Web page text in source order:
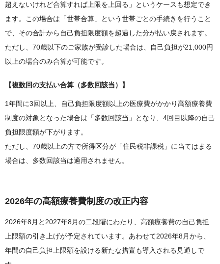
超えないけれど合算すれば上限を上回る」というケースも想定でき
ます。この場合は「世帯合算」という世帯ごとの手続きを行うこと
で、その合計から自己負担限度額を超過した分が払い戻されます。
ただし、70歳以下のご家族が受診した場合は、自己負担が21,000円
以上の場合のみ合算が可能です。
【複数回の支払い合算（多数回該当）】
1年間に3回以上、自己負担限度額以上の医療費がかかり高額療養費
制度の対象となった場合は「多数回該当」となり、4回目以降の自己
負担限度額が下がります。
ただし、70歳以上の方で所得区分が「住民税非課税」に当てはまる
場合は、多数回該当は適用されません。
2026年の高額療養費制度の改正内容
2026年8月と2027年8月の二段階にわたり、高額療養費の自己負担
上限額の引き上げが予定されています。あわせて2026年8月から、
年間の自己負担上限額を設ける新たな措置も導入される見通しで